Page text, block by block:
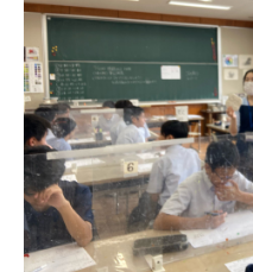
説明会・イベント情報
よみもの
学校からのお知らせ
学校HP最新情報